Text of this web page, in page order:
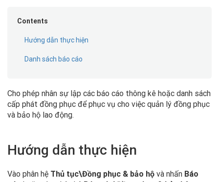
Contents
Hướng dẫn thực hiện
Danh sách báo cáo
Cho phép nhân sự lập các báo cáo thông kê hoặc danh sách
cấp phát đồng phục để phục vụ cho việc quản lý đồng phục
và bảo hộ lao động.
Hướng dẫn thực hiện
Vào phân hệ Thủ tục\Đồng phục & bảo hộ và nhấn Báo